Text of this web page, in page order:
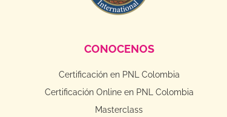
CONOCENOS
Certificación en PNL Colombia
Certificación Online en PNL Colombia
Masterclass